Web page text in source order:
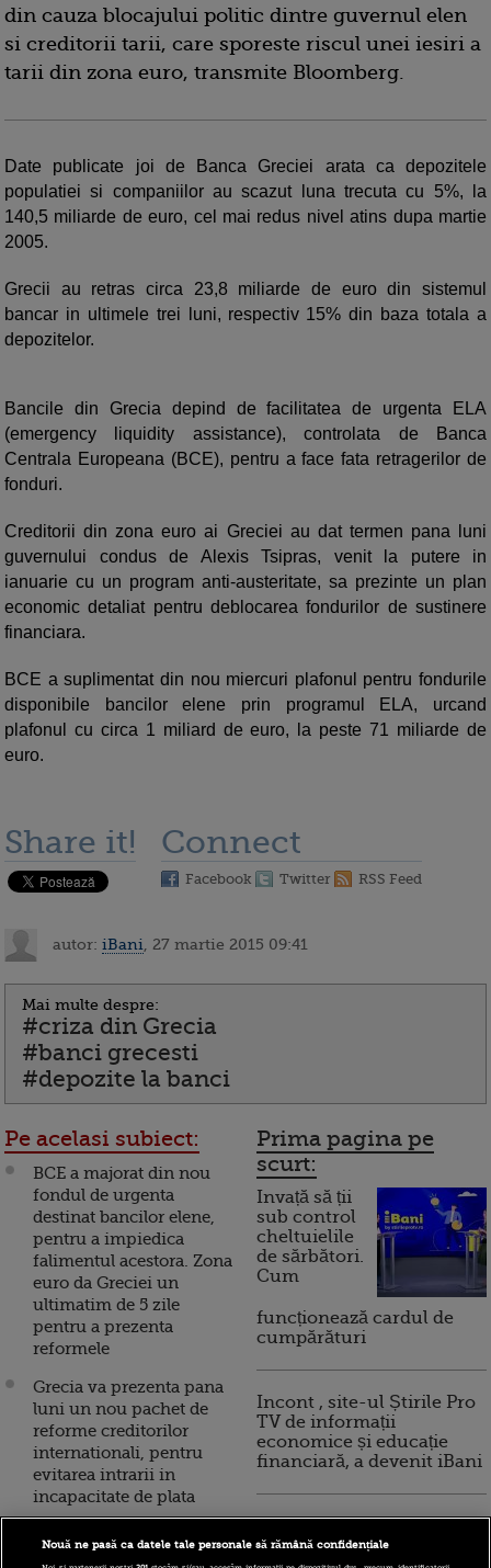
din cauza blocajului politic dintre guvernul elen
si creditorii tarii, care sporeste riscul unei iesiri a
tarii din zona euro, transmite Bloomberg.
Date publicate joi de Banca Greciei arata ca depozitele
populatiei si companiilor au scazut luna trecuta cu 5%, la
140,5 miliarde de euro, cel mai redus nivel atins dupa martie
2005.
Grecii au retras circa 23,8 miliarde de euro din sistemul
bancar in ultimele trei luni, respectiv 15% din baza totala a
depozitelor.
Bancile din Grecia depind de facilitatea de urgenta ELA
(emergency liquidity assistance), controlata de Banca
Centrala Europeana (BCE), pentru a face fata retragerilor de
fonduri.
Creditorii din zona euro ai Greciei au dat termen pana luni
guvernului condus de Alexis Tsipras, venit la putere in
ianuarie cu un program anti-austeritate, sa prezinte un plan
economic detaliat pentru deblocarea fondurilor de sustinere
financiara.
BCE a suplimentat din nou miercuri plafonul pentru fondurile
disponibile bancilor elene prin programul ELA, urcand
plafonul cu circa 1 miliard de euro, la peste 71 miliarde de
euro.
Share it! Connect
Facebook Twitter RSS Feed
autor: iBani , 27 martie 2015 09:41
Mai multe despre:
#criza din Grecia
#banci grecesti
#depozite la banci
Pe acelasi subiect:
BCE a majorat din nou
fondul de urgenta
destinat bancilor elene,
pentru a impiedica
falimentul acestora. Zona
euro da Greciei un
ultimatim de 5 zile
pentru a prezenta
reformele
Grecia va prezenta pana
luni un nou pachet de
reforme creditorilor
internationali, pentru
evitarea intrarii in
incapacitate de plata
Ce urmeaza pentru
Prima pagina pe
scurt:
Invață să ții
sub control
cheltuielile
de sărbători.
Cum
funcționează cardul de
cumpărături
Incont , site-ul Știrile Pro
TV de informații
economice și educație
financiară, a devenit iBani
financiare inteligente
Nouă ne pasă ca datele tale personale să rămână confidențiale